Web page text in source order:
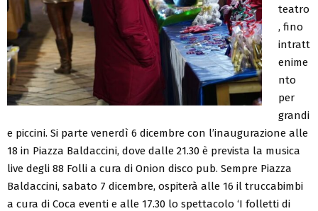
teatro
, fino
intratt
enime
nto
per
grandi
e piccini. Si parte venerdì 6 dicembre con l’inaugurazione alle
18 in Piazza Baldaccini, dove dalle 21.30 è prevista la musica
live degli 88 Folli a cura di Onion disco pub. Sempre Piazza
Baldaccini, sabato 7 dicembre, ospiterà alle 16 il truccabimbi
a cura di Coca eventi e alle 17.30 lo spettacolo ‘I folletti di